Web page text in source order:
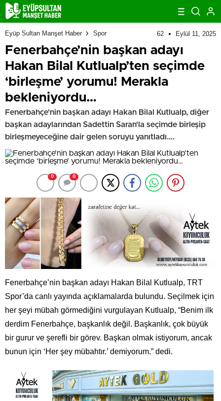
Eyüp Sultan Manşet Haber Spor 62 Eylül 11, 2025
Fenerbahçe’nin başkan adayı
Hakan Bilal Kutlualp’ten seçimde
‘birleşme’ yorumu! Merakla
bekleniyordu…
Fenerbahçe'nin başkan adayı Hakan Bilal Kutlualp, diğer
başkan adaylarından Sadettin Saran'la seçimde birleşip
birleşmeyeceğine dair gelen soruyu yanıtladı....
0 0
Fenerbahçe’nin başkan adayı Hakan Bilal Kutlualp, TRT
Spor’da canlı yayında açıklamalarda bulundu. Seçilmek için
her şeyi mübah görmediğini vurgulayan Kutlualp, “Benim ilk
derdim Fenerbahçe, başkanlık değil. Başkanlık, çok büyük
bir gurur ve şerefli bir görev. Başkan olmak istiyorum, ancak
bunun için ‘Her şey mübahtır.’ demiyorum.” dedi.